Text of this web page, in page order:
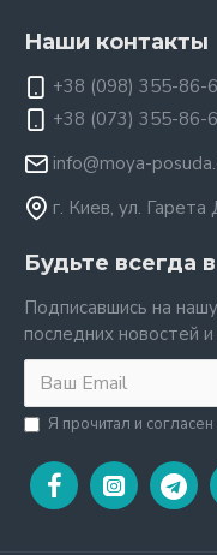
Наши контакты
+38 (098) 355-86-
+38 (073) 355-86-
info@moya-
г. Киев, ул.
Будьте всегда
Подписавшись на
последних новостей
Я прочитал и согласен